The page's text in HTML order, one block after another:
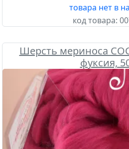
товара нет в
код товара:
Шерсть мериноса
фуксия,